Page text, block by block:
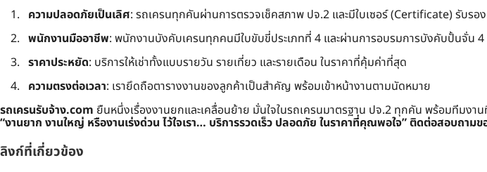
ความปลอดภัยเป็นเลิศ: รถเครนทุกคันผ่านการตรวจเช็คสภาพ ปจ.2 และมีใบเซอร์ (Certificate) รับร
พนักงานมืออาชีพ: พนักงานบังคับเครนทุกคนมีใบขับขี่ประเภทที่ 4 และผ่านการอบรมการบังคับปั้นจั่
ราคาประหยัด: บริการให้เช่าทั้งแบบรายวัน รายเที่ยว และรายเดือน ในราคาที่คุ้มค่าที่สุด
ความตรงต่อเวลา: เรายึดถือตารางงานของลูกค้าเป็นสำคัญ พร้อมเข้าหน้างานตามนัดหมาย
รถเครนรับจ้าง.com ยืนหนึ่งเรื่องงานยกและเคลื่อนย้าย มั่นใจในรถเครนมาตรฐาน ปจ.2 ทุกคัน พร้อมทีมงา
“งานยาก งานใหญ่ หรืองานเร่งด่วน ไว้ใจเรา… บริการรวดเร็ว ปลอดภัย ในราคาที่คุณพอใจ”ติดต่อสอบถามข
ลิงก์ที่เกี่ยวข้อง